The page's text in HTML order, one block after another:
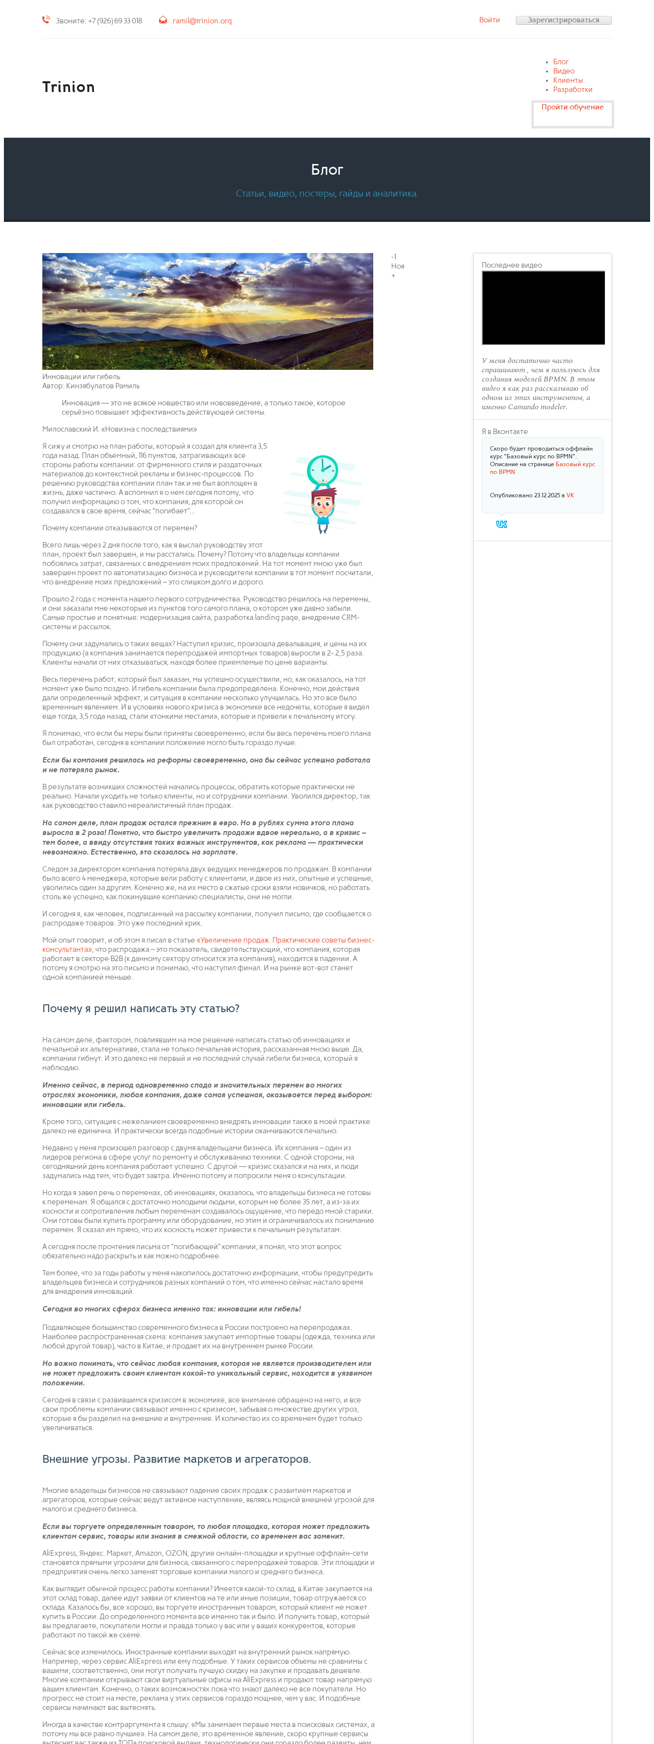
Звоните: +7 (926) 69 33 018 ramil@trinion.org Войти Зарегистрироваться
Trinion
Блог
Видео
Клиенты
Разработки
Пройти обучение
Блог
Статьи, видео, постеры, гайды и аналитика.
Инновации или гибель
Автор: Кинзябулатов Рамиль
Инновация — это не всякое новшество или нововведение, а только такое, которое
серьёзно повышает эффективность действующей системы.
Милославский И. «Новизна с последствиями»
Я сижу и смотрю на план работы, который я создал для клиента 3,5
года назад. План объемный, 116 пунктов, затрагивающих все
стороны работы компании: от фирменного стиля и раздаточных
материалов до контекстной рекламы и бизнес-процессов. По
решению руководства компании план так и не был воплощен в
жизнь, даже частично. А вспомнил я о нем сегодня потому, что
получил информацию о том, что компания, для которой он
создавался в свое время, сейчас “погибает”…
Почему компании отказываются от перемен?
Всего лишь через 2 дня после того, как я выслал руководству этот
план, проект был завершен, и мы расстались. Почему? Потому что владельцы компании
побоялись затрат, связанных с внедрением моих предложений. На тот момент мною уже был
завершен проект по автоматизацию бизнеса и руководители компании в тот момент посчитали,
что внедрение моих предложений – это слишком долго и дорого.
Прошло 2 года с момента нашего первого сотрудничества. Руководство решилось на перемены,
и они заказали мне некоторые из пунктов того самого плана, о котором уже давно забыли.
Самые простые и понятные: модернизация сайта, разработка landing page, внедрение CRM-
системы и рассылок.
Почему они задумались о таких вещах? Наступил кризис, произошла девальвация, и цены на их
продукцию (а компания занимается перепродажей импортных товаров) выросли в 2- 2,5 раза.
Клиенты начали от них отказываться, находя более приемлемые по цене варианты.
Весь перечень работ, который был заказан, мы успешно осуществили, но, как оказалось, на тот
момент уже было поздно. И гибель компании была предопределена. Конечно, мои действия
дали определенный эффект, и ситуация в компании несколько улучшилась. Но это все было
временным явлением. И в условиях нового кризиса в экономике все недочеты, которые я видел
еще тогда, 3,5 года назад, стали «тонкими местами», которые и привели к печальному итогу.
Я понимаю, что если бы меры были приняты своевременно, если бы весь перечень моего плана
был отработан, сегодня в компании положение могло быть гораздо лучше.
Если бы компания решилась на реформы своевременно, она бы сейчас успешно работала
и не потеряла рынок.
В результате возникших сложностей начались процессы, обратить которые практически не
реально. Начали уходить не только клиенты, но и сотрудники компании. Уволился директор, так
как руководство ставило нереалистичный план продаж.
На самом деле, план продаж остался прежним в евро. Но в рублях сумма этого плана
выросла в 2 раза! Понятно, что быстро увеличить продажи вдвое нереально, а в кризис –
тем более, а ввиду отсутствия таких важных инструментов, как реклама — практически
невозможно. Естественно, это сказалось на зарплате.
Следом за директором компания потеряла двух ведущих менеджеров по продажам. В компании
было всего 4 менеджера, которые вели работу с клиентами, и двое из них, опытные и успешные,
уволились один за другим. Конечно же, на их место в сжатые сроки взяли новичков, но работать
столь же успешно, как покинувшие компанию специалисты, они не могли.
И сегодня я, как человек, подписанный на рассылку компании, получил письмо, где сообщается о
распродаже товаров. Это уже последний крик.
Мой опыт говорит, и об этом я писал в статье «Увеличение продаж. Практические советы бизнес-
консультанта», что распродажа – это показатель, свидетельствующий, что компания, которая
работает в секторе B2B (к данному сектору относится эта компания), находится в падении. А
потому я смотрю на это письмо и понимаю, что наступил финал. И на рынке вот-вот станет
одной компанией меньше.
Почему я решил написать эту статью?
На самом деле, фактором, повлиявшим на мое решение написать статью об инновациях и
печальной их альтернативе, стала не только печальная история, рассказанная мною выше. Да,
компании гибнут. И это далеко не первый и не последний случай гибели бизнеса, который я
наблюдаю.
Именно сейчас, в период одновременно спада и значительных перемен во многих
отраслях экономики, любая компания, даже самая успешная, оказывается перед выбором:
инновации или гибель.
Кроме того, ситуация с нежеланием своевременно внедрять инновации также в моей практике
далеко не единична. И практически всегда подобные истории оканчиваются печально.
Недавно у меня произошел разговор с двумя владельцами бизнеса. Их компания – один из
лидеров региона в сфере услуг по ремонту и обслуживанию техники. С одной стороны, на
сегодняшний день компания работает успешно. С другой — кризис сказался и на них, и люди
задумались над тем, что будет завтра. Именно потому и попросили меня о консультации.
Но когда я завел речь о переменах, об инновациях, оказалось, что владельцы бизнеса не готовы
к переменам. Я общался с достаточно молодыми людьми, которым не более 35 лет, а из-за их
косности и сопротивления любым переменам создавалось ощущение, что передо мной старики.
Они готовы были купить программу или оборудование, но этим и ограничивалось их понимание
перемен. Я сказал им прямо, что их косность может привести к печальным результатам.
А сегодня после прочтения письма от “погибающей” компании, я понял, что этот вопрос
обязательно надо раскрыть и как можно подробнее.
Тем более, что за годы работы у меня накопилось достаточно информации, чтобы предупредить
владельцев бизнеса и сотрудников разных компаний о том, что именно сейчас настало время
для внедрения инноваций.
Сегодня во многих сферах бизнеса именно так: инновации или гибель!
Подавляющее большинство современного бизнеса в России построено на перепродажах.
Наиболее распространенная схема: компания закупает импортные товары (одежда, техника или
любой другой товар), часто в Китае, и продает их на внутреннем рынке России.
Но важно понимать, что сейчас любая компания, которая не является производителем или
не может предложить своим клиентам какой-то уникальный сервис, находится в уязвимом
положении.
Сегодня в связи с развившимся кризисом в экономике, все внимание обращено на него, и все
свои проблемы компании связывают именно с кризисом, забывая о множестве других угроз,
которые я бы разделил на внешние и внутренние. И количество их со временем будет только
увеличиваться.
Внешние угрозы. Развитие маркетов и агрегаторов.
Многие владельцы бизнесов не связывают падение своих продаж с развитием маркетов и
агрегаторов, которые сейчас ведут активное наступление, являясь мощной внешней угрозой для
малого и среднего бизнеса.
Если вы торгуете определенным товаром, то любая площадка, которая может предложить
клиентам сервис, товары или знания в смежной области, со временем вас заменит.
AliExpress, Яндекс. Маркет, Amazon, OZON, другие онлайн-площадки и крупные оффлайн-сети
становятся прямыми угрозами для бизнеса, связанного с перепродажей товаров. Эти площадки и
предприятия очень легко заменят торговые компании малого и среднего бизнеса.
Как выглядит обычной процесс работы компании? Имеется какой-то склад, в Китае закупается на
этот склад товар, далее идут заявки от клиентов на те или иные позиции, товар отгружается со
склада. Казалось бы, все хорошо, вы торгуете иностранным товаром, который клиент не может
купить в России. До определенного момента все именно так и было. И получить товар, который
вы предлагаете, покупатели могли и правда только у вас или у ваших конкурентов, которые
работают по такой же схеме.
Сейчас все изменилось. Иностранные компании выходят на внутренний рынок напрямую.
Например, через сервис AliExpress или ему подобные. У таких сервисов объемы не сравнимы с
вашими, соответственно, они могут получать лучшую скидку на закупке и продавать дешевле.
Многие компании открывают свои виртуальные офисы на AliExpress и продают товар напрямую
вашим клиентам. Конечно, о таких возможностях пока что знают далеко не все покупатели. Но
прогресс не стоит на месте, реклама у этих сервисов гораздо мощнее, чем у вас. И подобные
сервисы начинают вас вытеснять.
Иногда в качестве контраргумента я слышу: «Мы занимаем первые места в поисковых системах, а
потому мы все равно лучшие». На самом деле, это временное явление, скоро крупные сервисы
-1
Ноя
+
Последнее видео
У меня достаточно часто
спрашивают , чем я пользуюсь для
создания моделей BPMN. В этом
видео я как раз рассказываю об
одном из этих инструментов, а
именно Camundo modeler.
Я в Вконтакте
Скоро будет проводиться оффлайн
курс "Базовый курс по BPMN".
Описание на странице Базовый курс
по BPMN
Опубликовано 23.12.2025 в VK